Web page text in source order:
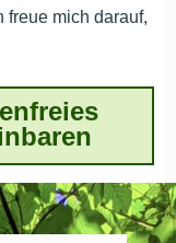
freue mich darauf,